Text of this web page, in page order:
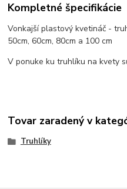
Kompletné špecifikácie
Vonkajší plastový kvetináč -
50cm, 60cm, 80cm a 100 cm
V ponuke ku truhlíku na kvety
Tovar zaradený v
Truhlíky